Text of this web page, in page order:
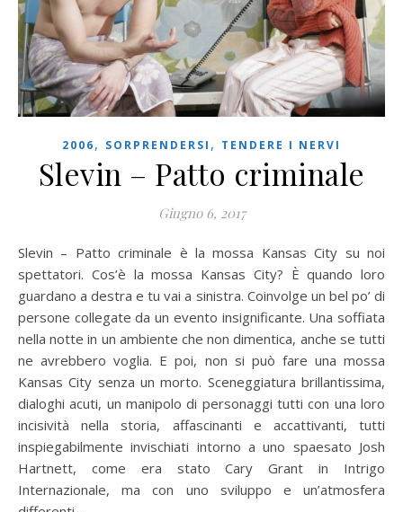
2006, SORPRENDERSI , TENDERE I NERVI
Slevin – Patto criminale
Giugno 6, 2017
Slevin – Patto criminale è la mossa Kansas City su noi
spettatori. Cos’è la mossa Kansas City? È quando loro
guardano a destra e tu vai a sinistra. Coinvolge un bel po’ di
persone collegate da un evento insignificante. Una soffiata
nella notte in un ambiente che non dimentica, anche se tutti
ne avrebbero voglia. E poi, non si può fare una mossa
Kansas City senza un morto. Sceneggiatura brillantissima,
dialoghi acuti, un manipolo di personaggi tutti con una loro
incisività nella storia, affascinanti e accattivanti, tutti
inspiegabilmente invischiati intorno a uno spaesato Josh
Hartnett, come era stato Cary Grant in Intrigo
Internazionale, ma con uno sviluppo e un’atmosfera